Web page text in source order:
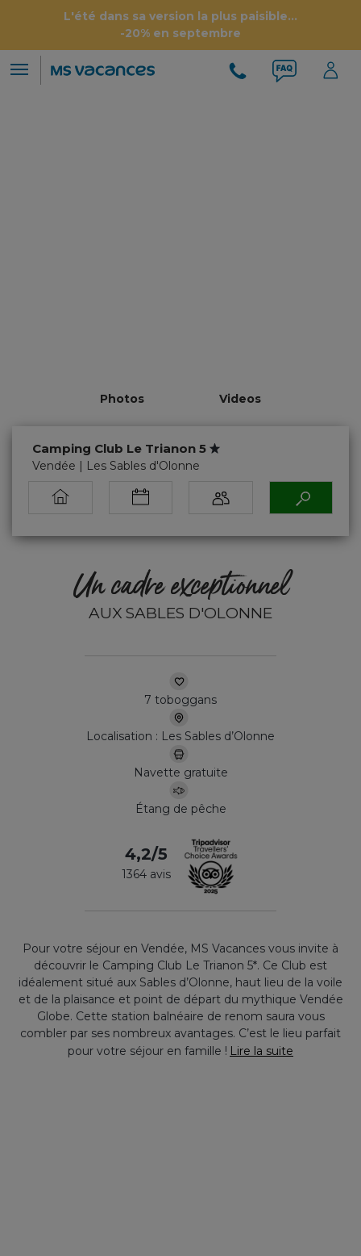
L'été dans sa version la plus paisible...
-20% en septembre
Camping Club Le Trianon 5
Vendée | Les Sables d'Olonne
Photos Videos
Un cadre exceptionnel
AUX SABLES D'OLONNE
7 toboggans
Localisation : Les Sables d’Olonne
Navette gratuite
Étang de pêche
4,2/5
1364 avis
Pour votre séjour en Vendée, MS Vacances vous invite à
découvrir le Camping Club Le Trianon 5*. Ce Club est
idéalement situé aux Sables d’Olonne, haut lieu de la voile
et de la plaisance et point de départ du mythique Vendée
Globe. Cette station balnéaire de renom saura vous
combler par ses nombreux avantages. C’est le lieu parfait
pour votre séjour en famille ! Lire la suite